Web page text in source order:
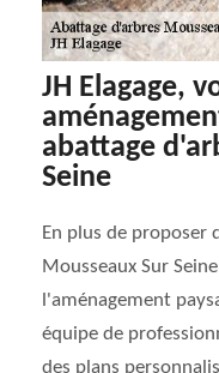
JH Elagage,
abattage
Seine
En plus de proposer
Mousseaux Sur
l'aménagement
équipe de
des plans